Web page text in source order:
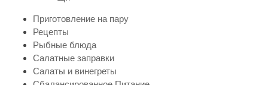
Приготовление на пару
Рецепты
Рыбные блюда
Салатные заправки
Салаты и винегреты